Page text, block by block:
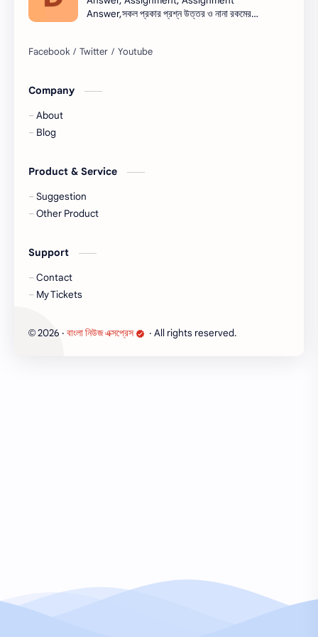
সারাংশ ও সারমর্ম
Answer,সকল প্রকার প্রশ্ন উত্তর ও নানা রকমের
খবর (Job Circular) -
Company
About
Blog
Product & Service
Suggestion
Other Product
Support
Contact
My Tickets
© 2026 ‧ বাংলা নিউজ এক্সপ্রেস ‧ All rights reserved.